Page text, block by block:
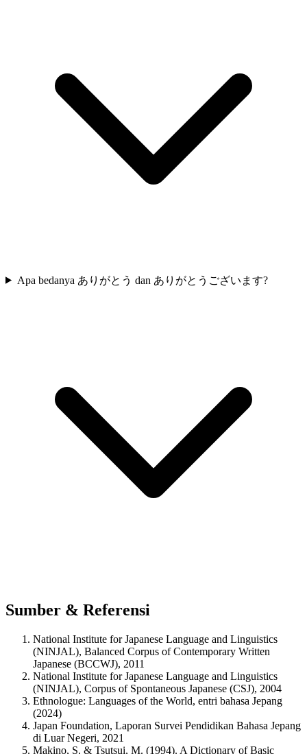
Apa bedanya ありがとう dan ありがとうございます?
Sumber & Referensi
National Institute for Japanese Language and Linguistics
(NINJAL), Balanced Corpus of Contemporary Written
Japanese (BCCWJ), 2011
National Institute for Japanese Language and Linguistics
(NINJAL), Corpus of Spontaneous Japanese (CSJ), 2004
Ethnologue: Languages of the World, entri bahasa Jepang
(2024)
Japan Foundation, Laporan Survei Pendidikan Bahasa Jepang
di Luar Negeri, 2021
Makino, S. & Tsutsui, M. (1994). A Dictionary of Basic